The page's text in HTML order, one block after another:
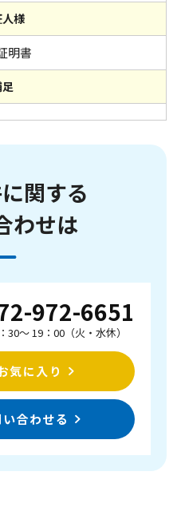
様
明書
関する
わせは
972-6651
30～ 19：00（火・水休）
気に入り
合わせる